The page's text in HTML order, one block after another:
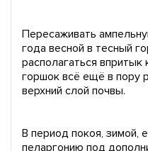
Пересаживать
года весной в тесный
располагаться впритык
горшок всё ещё в пору
верхний слой почвы.
В период покоя, зимой,
пеларгонию под